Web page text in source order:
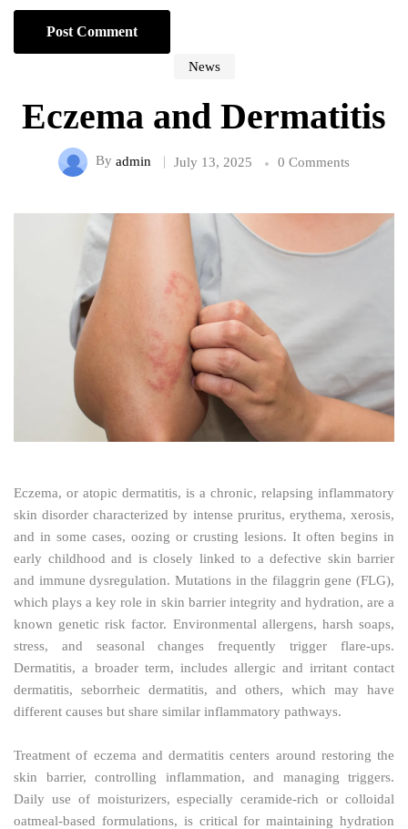
News
Eczema and Dermatitis
By admin July 13, 2025 0 Comments
Eczema, or atopic dermatitis, is a chronic, relapsing inflammatory
skin disorder characterized by intense pruritus, erythema, xerosis,
and in some cases, oozing or crusting lesions. It often begins in
early childhood and is closely linked to a defective skin barrier
and immune dysregulation. Mutations in the filaggrin gene (FLG),
which plays a key role in skin barrier integrity and hydration, are a
known genetic risk factor. Environmental allergens, harsh soaps,
stress, and seasonal changes frequently trigger flare-ups.
Dermatitis, a broader term, includes allergic and irritant contact
dermatitis, seborrheic dermatitis, and others, which may have
different causes but share similar inflammatory pathways.
Treatment of eczema and dermatitis centers around restoring the
skin barrier, controlling inflammation, and managing triggers.
Daily use of moisturizers, especially ceramide-rich or colloidal
oatmeal-based formulations, is critical for maintaining hydration